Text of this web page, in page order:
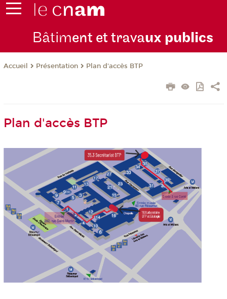
Bâtiment et travaux publics
Accueil Présentation Plan d'accès BTP
Plan d'accès BTP